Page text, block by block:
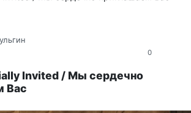
0
Invited / Мы сердечно
Вас